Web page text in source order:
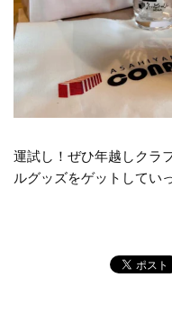
運試し！ぜひ年越しクラ
ルグッズをゲットしてい